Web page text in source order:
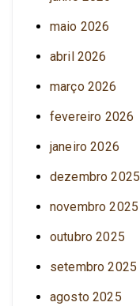
maio 2026
abril 2026
março 2026
fevereiro 2026
janeiro 2026
dezembro 2025
novembro 2025
outubro 2025
setembro 2025
agosto 2025